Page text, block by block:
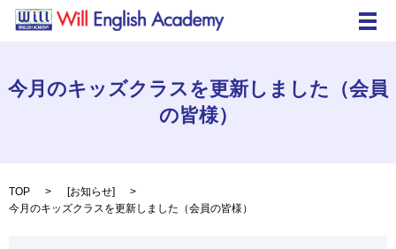
メ
今月のキッズクラスを更新しました（会員
の皆様）
TOP [お知らせ]
今月のキッズクラスを更新しました（会員の皆様）